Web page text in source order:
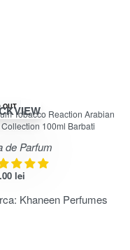
OUT
Tobacco Reaction Arabian
100ml Barbati
de Parfum
lei
Khaneen Perfumes